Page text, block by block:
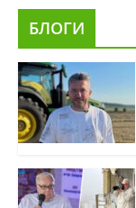
БЛОГИ